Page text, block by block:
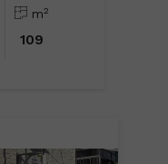
m2
109